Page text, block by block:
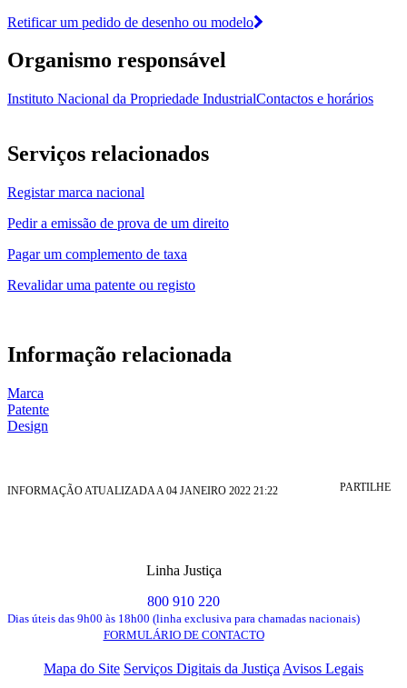
Retificar um pedido de desenho ou modelo
Organismo responsável
Instituto Nacional da Propriedade IndustrialContactos e horários
Serviços relacionados
Registar marca nacional
Pedir a emissão de prova de um direito
Pagar um complemento de taxa
Revalidar uma patente ou registo
Informação relacionada
Marca
Patente
Design
INFORMAÇÃO ATUALIZADA A 04 JANEIRO 2022 21:22 PARTILHE
Linha Justiça
800 910 220
Dias úteis das 9h00 às 18h00 (linha exclusiva para chamadas nacionais)
FORMULÁRIO DE CONTACTO
Mapa do Site Serviços Digitais da Justiça Avisos Legais